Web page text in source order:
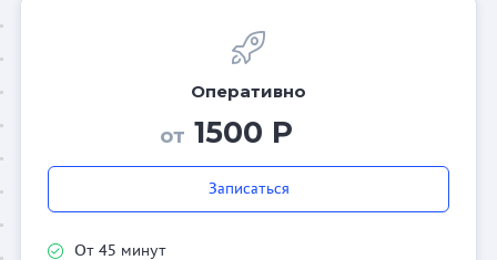
Оперативно
от 1500 Р
Записаться
От 45 минут